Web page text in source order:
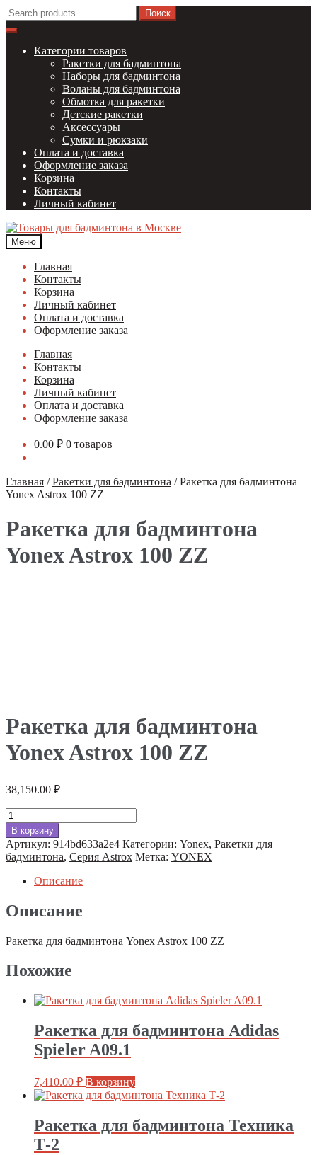
Перейти
к
навигации
Перейти
к
содержимому
Найти:
Категории товаров
Ракетки для бадминтона
Наборы для бадминтона
Воланы для бадминтона
Обмотка для ракетки
Детские ракетки
Аксессуары
Сумки и рюкзаки
Оплата и доставка
Оформление заказа
Корзина
Контакты
Личный кабинет
Меню
Главная
Контакты
Корзина
Личный кабинет
Оплата и доставка
Оформление заказа
Главная
Контакты
Корзина
Личный кабинет
Оплата и доставка
Оформление заказа
0.00 ₽ 0 товаров
Главная /Ракетки для бадминтона /Ракетка для бадминтона
Yonex Astrox 100 ZZ
Ракетка для бадминтона
Yonex Astrox 100 ZZ
Ракетка для бадминтона
Yonex Astrox 100 ZZ
38,150.00 ₽
Количество
товара
Ракетка
для
бадминтона
Yonex
Astrox
100
ZZ
В корзину
Артикул: 914bd633a2e4 Категории: Yonex, Ракетки для
бадминтона, Серия Astrox Метка: YONEX
Описание
Описание
Ракетка для бадминтона Yonex Astrox 100 ZZ
Похожие
Ракетка для бадминтона Adidas
Spieler A09.1
7,410.00 ₽ В корзину
Ракетка для бадминтона Техника
Т-2